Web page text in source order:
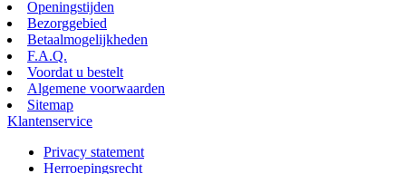
Openingstijden
Bezorggebied
Betaalmogelijkheden
F.A.Q.
Voordat u bestelt
Algemene voorwaarden
Sitemap
Klantenservice
Privacy statement
Herroepingsrecht